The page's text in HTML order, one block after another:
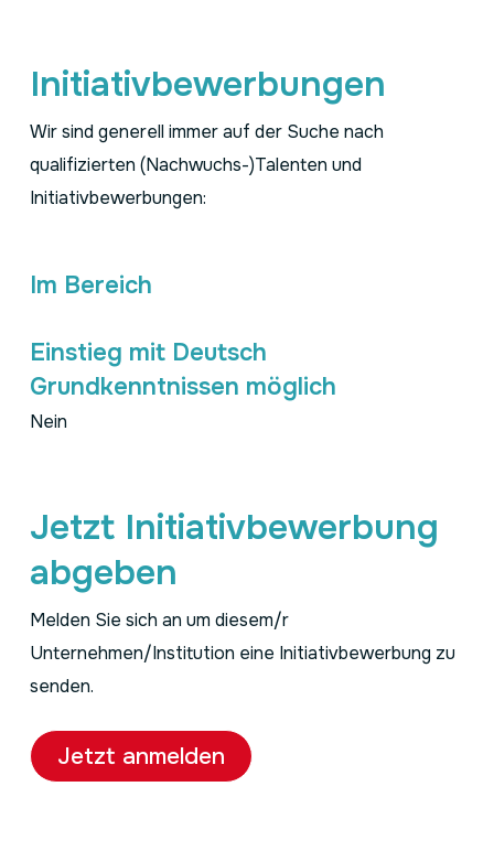
Initiativbewerbungen
Wir sind generell immer auf der Suche nach
qualifizierten (Nachwuchs-)Talenten und
Initiativbewerbungen:
Im Bereich
Einstieg mit Deutsch
Grundkenntnissen möglich
Nein
Jetzt Initiativbewerbung
abgeben
Melden Sie sich an um diesem/r
Unternehmen/Institution eine Initiativbewerbung zu
senden.
Jetzt anmelden